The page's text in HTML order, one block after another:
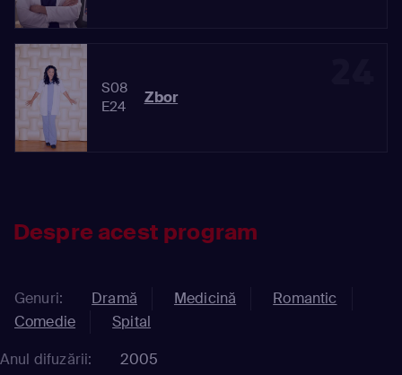
S08
E24
Zbor
Despre acest program
Genuri: Dramă Medicină
Romantic
Comedie
Spital
Anul difuzării:
2005